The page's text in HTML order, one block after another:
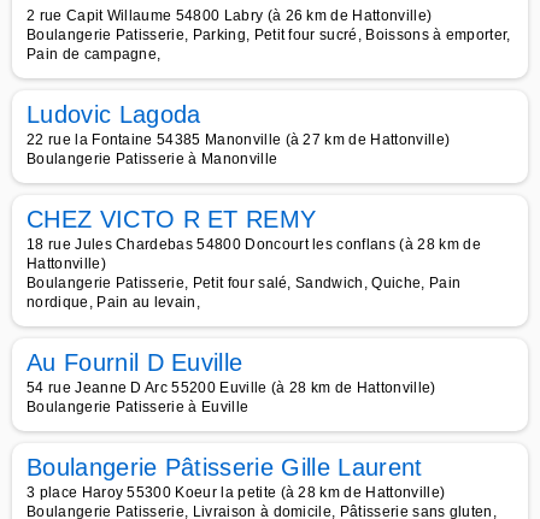
2 rue Capit Willaume 54800 Labry (à 26 km de Hattonville)
Boulangerie Patisserie, Parking, Petit four sucré, Boissons à emporter,
Pain de campagne,
Ludovic Lagoda
22 rue la Fontaine 54385 Manonville (à 27 km de Hattonville)
Boulangerie Patisserie à Manonville
CHEZ VICTO R ET REMY
18 rue Jules Chardebas 54800 Doncourt les conflans (à 28 km de
Hattonville)
Boulangerie Patisserie, Petit four salé, Sandwich, Quiche, Pain
nordique, Pain au levain,
Au Fournil D Euville
54 rue Jeanne D Arc 55200 Euville (à 28 km de Hattonville)
Boulangerie Patisserie à Euville
Boulangerie Pâtisserie Gille Laurent
3 place Haroy 55300 Koeur la petite (à 28 km de Hattonville)
Boulangerie Patisserie, Livraison à domicile, Pâtisserie sans gluten,